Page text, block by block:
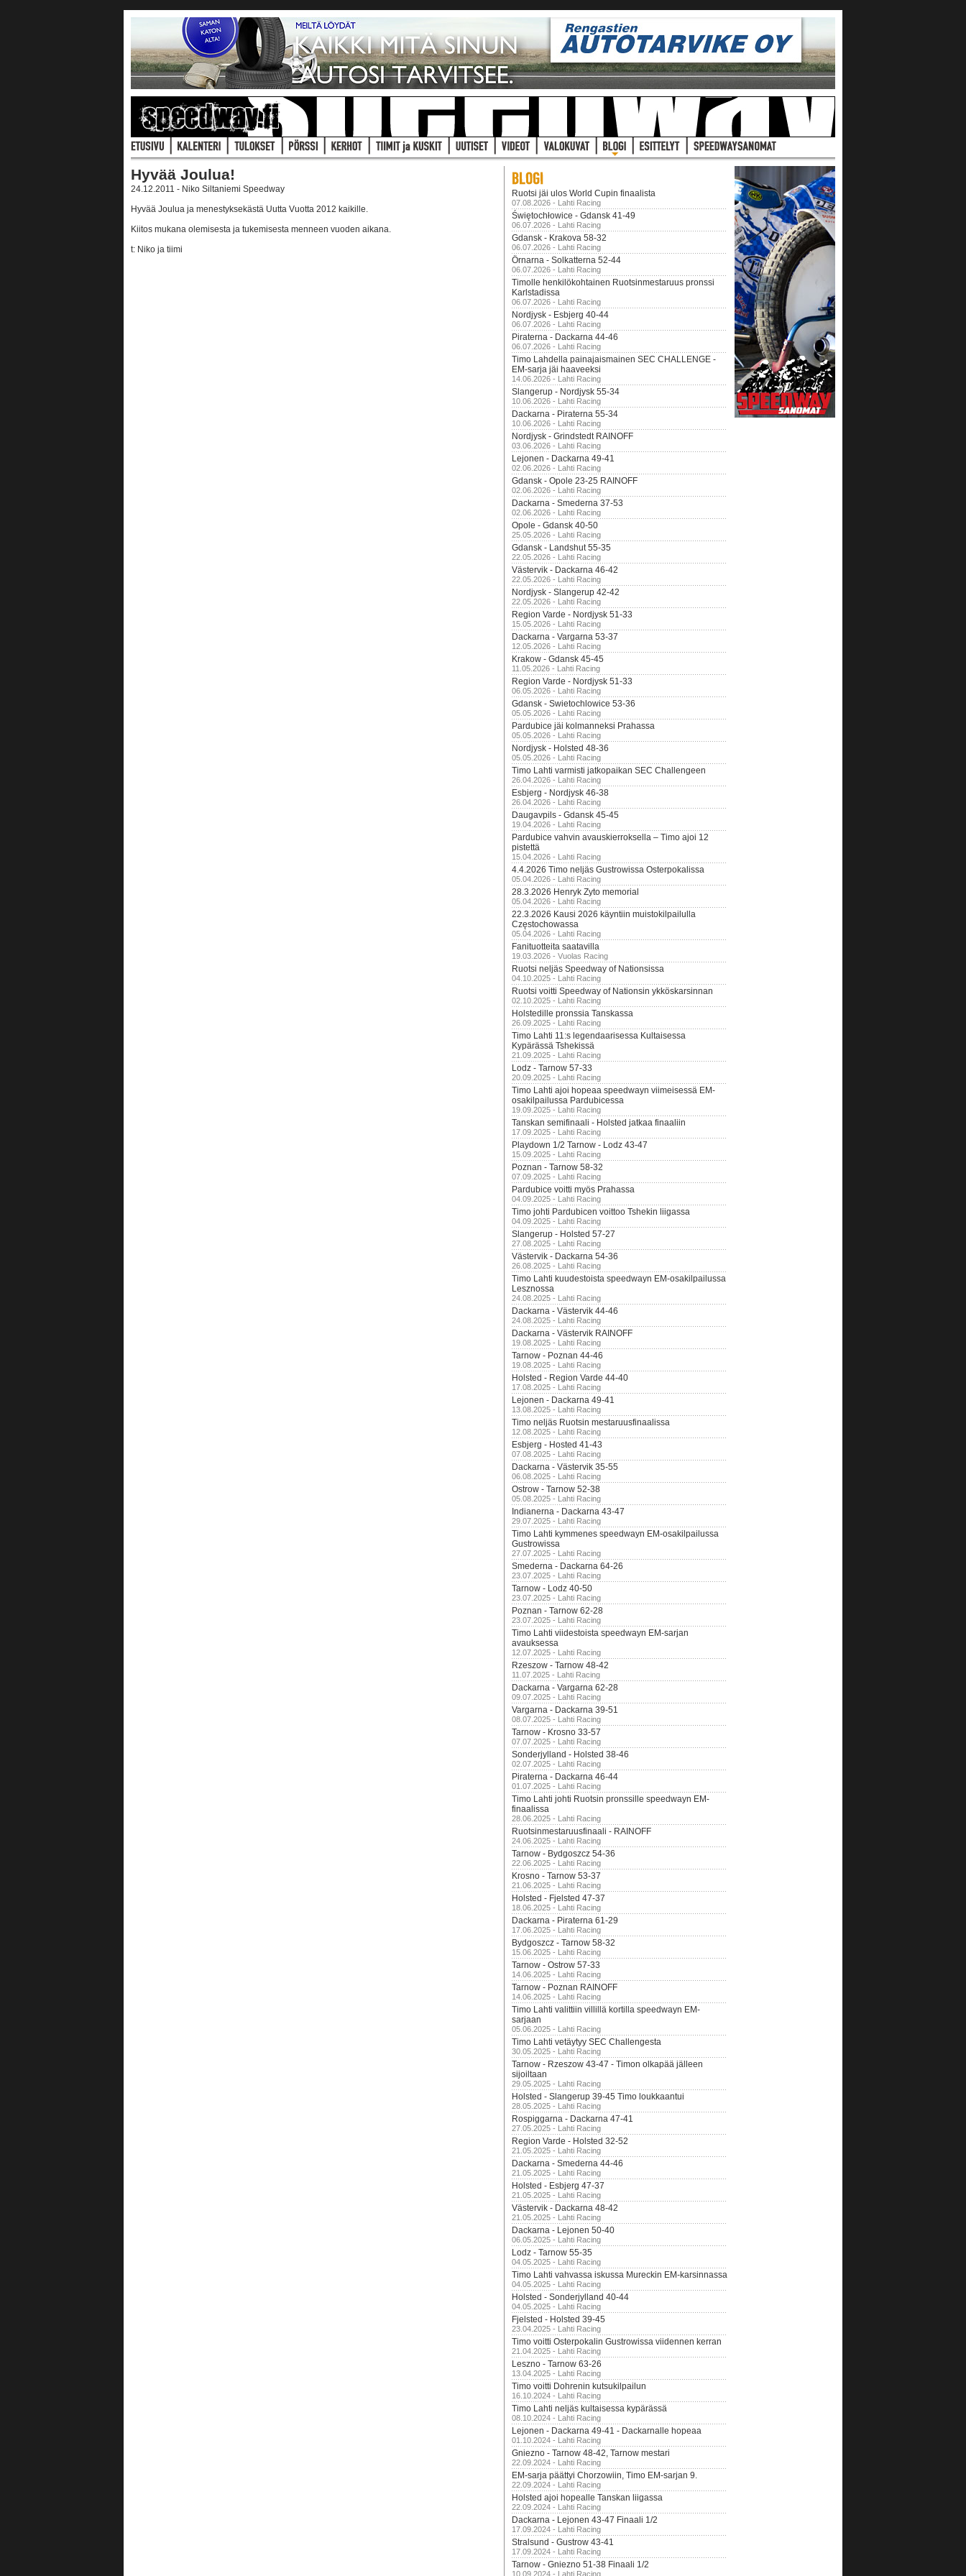
Hyvää Joulua!
24.12.2011 - Niko Siltaniemi Speedway
Hyvää Joulua ja menestyksekästä Uutta Vuotta 2012 kaikille.
Kiitos mukana olemisesta ja tukemisesta menneen vuoden aikana.
t: Niko ja tiimi
Ruotsi jäi ulos World Cupin finaalista
07.08.2026 - Lahti Racing
Świętochłowice - Gdansk 41-49
06.07.2026 - Lahti Racing
Gdansk - Krakova 58-32
06.07.2026 - Lahti Racing
Örnarna - Solkatterna 52-44
06.07.2026 - Lahti Racing
Timolle henkilökohtainen Ruotsinmestaruus pronssi
Karlstadissa
06.07.2026 - Lahti Racing
Nordjysk - Esbjerg 40-44
06.07.2026 - Lahti Racing
Piraterna - Dackarna 44-46
06.07.2026 - Lahti Racing
Timo Lahdella painajaismainen SEC CHALLENGE -
EM-sarja jäi haaveeksi
14.06.2026 - Lahti Racing
Slangerup - Nordjysk 55-34
10.06.2026 - Lahti Racing
Dackarna - Piraterna 55-34
10.06.2026 - Lahti Racing
Nordjysk - Grindstedt RAINOFF
03.06.2026 - Lahti Racing
Lejonen - Dackarna 49-41
02.06.2026 - Lahti Racing
Gdansk - Opole 23-25 RAINOFF
02.06.2026 - Lahti Racing
Dackarna - Smederna 37-53
02.06.2026 - Lahti Racing
Opole - Gdansk 40-50
25.05.2026 - Lahti Racing
Gdansk - Landshut 55-35
22.05.2026 - Lahti Racing
Västervik - Dackarna 46-42
22.05.2026 - Lahti Racing
Nordjysk - Slangerup 42-42
22.05.2026 - Lahti Racing
Region Varde - Nordjysk 51-33
15.05.2026 - Lahti Racing
Dackarna - Vargarna 53-37
12.05.2026 - Lahti Racing
Krakow - Gdansk 45-45
11.05.2026 - Lahti Racing
Region Varde - Nordjysk 51-33
06.05.2026 - Lahti Racing
Gdansk - Swietochlowice 53-36
05.05.2026 - Lahti Racing
Pardubice jäi kolmanneksi Prahassa
05.05.2026 - Lahti Racing
Nordjysk - Holsted 48-36
05.05.2026 - Lahti Racing
Timo Lahti varmisti jatkopaikan SEC Challengeen
26.04.2026 - Lahti Racing
Esbjerg - Nordjysk 46-38
26.04.2026 - Lahti Racing
Daugavpils - Gdansk 45-45
19.04.2026 - Lahti Racing
Pardubice vahvin avauskierroksella – Timo ajoi 12
pistettä
15.04.2026 - Lahti Racing
4.4.2026 Timo neljäs Gustrowissa Osterpokalissa
05.04.2026 - Lahti Racing
28.3.2026 Henryk Zyto memorial
05.04.2026 - Lahti Racing
22.3.2026 Kausi 2026 käyntiin muistokilpailulla
Częstochowassa
05.04.2026 - Lahti Racing
Fanituotteita saatavilla
19.03.2026 - Vuolas Racing
Ruotsi neljäs Speedway of Nationsissa
04.10.2025 - Lahti Racing
Ruotsi voitti Speedway of Nationsin ykköskarsinnan
02.10.2025 - Lahti Racing
Holstedille pronssia Tanskassa
26.09.2025 - Lahti Racing
Timo Lahti 11:s legendaarisessa Kultaisessa
Kypärässä Tshekissä
21.09.2025 - Lahti Racing
Lodz - Tarnow 57-33
20.09.2025 - Lahti Racing
Timo Lahti ajoi hopeaa speedwayn viimeisessä EM-
osakilpailussa Pardubicessa
19.09.2025 - Lahti Racing
Tanskan semifinaali - Holsted jatkaa finaaliin
17.09.2025 - Lahti Racing
Playdown 1/2 Tarnow - Lodz 43-47
15.09.2025 - Lahti Racing
Poznan - Tarnow 58-32
07.09.2025 - Lahti Racing
Pardubice voitti myös Prahassa
04.09.2025 - Lahti Racing
Timo johti Pardubicen voittoo Tshekin liigassa
04.09.2025 - Lahti Racing
Slangerup - Holsted 57-27
27.08.2025 - Lahti Racing
Västervik - Dackarna 54-36
26.08.2025 - Lahti Racing
Timo Lahti kuudestoista speedwayn EM-osakilpailussa
Lesznossa
24.08.2025 - Lahti Racing
Dackarna - Västervik 44-46
24.08.2025 - Lahti Racing
Dackarna - Västervik RAINOFF
19.08.2025 - Lahti Racing
Tarnow - Poznan 44-46
19.08.2025 - Lahti Racing
Holsted - Region Varde 44-40
17.08.2025 - Lahti Racing
Lejonen - Dackarna 49-41
13.08.2025 - Lahti Racing
Timo neljäs Ruotsin mestaruusfinaalissa
12.08.2025 - Lahti Racing
Esbjerg - Hosted 41-43
07.08.2025 - Lahti Racing
Dackarna - Västervik 35-55
06.08.2025 - Lahti Racing
Ostrow - Tarnow 52-38
05.08.2025 - Lahti Racing
Indianerna - Dackarna 43-47
29.07.2025 - Lahti Racing
Timo Lahti kymmenes speedwayn EM-osakilpailussa
Gustrowissa
27.07.2025 - Lahti Racing
Smederna - Dackarna 64-26
23.07.2025 - Lahti Racing
Tarnow - Lodz 40-50
23.07.2025 - Lahti Racing
Poznan - Tarnow 62-28
23.07.2025 - Lahti Racing
Timo Lahti viidestoista speedwayn EM-sarjan
avauksessa
12.07.2025 - Lahti Racing
Rzeszow - Tarnow 48-42
11.07.2025 - Lahti Racing
Dackarna - Vargarna 62-28
09.07.2025 - Lahti Racing
Vargarna - Dackarna 39-51
08.07.2025 - Lahti Racing
Tarnow - Krosno 33-57
07.07.2025 - Lahti Racing
Sonderjylland - Holsted 38-46
02.07.2025 - Lahti Racing
Piraterna - Dackarna 46-44
01.07.2025 - Lahti Racing
Timo Lahti johti Ruotsin pronssille speedwayn EM-
finaalissa
28.06.2025 - Lahti Racing
Ruotsinmestaruusfinaali - RAINOFF
24.06.2025 - Lahti Racing
Tarnow - Bydgoszcz 54-36
22.06.2025 - Lahti Racing
Krosno - Tarnow 53-37
21.06.2025 - Lahti Racing
Holsted - Fjelsted 47-37
18.06.2025 - Lahti Racing
Dackarna - Piraterna 61-29
17.06.2025 - Lahti Racing
Bydgoszcz - Tarnow 58-32
15.06.2025 - Lahti Racing
Tarnow - Ostrow 57-33
14.06.2025 - Lahti Racing
Tarnow - Poznan RAINOFF
14.06.2025 - Lahti Racing
Timo Lahti valittiin villillä kortilla speedwayn EM-
sarjaan
05.06.2025 - Lahti Racing
Timo Lahti vetäytyy SEC Challengesta
30.05.2025 - Lahti Racing
Tarnow - Rzeszow 43-47 - Timon olkapää jälleen
sijoiltaan
29.05.2025 - Lahti Racing
Holsted - Slangerup 39-45 Timo loukkaantui
28.05.2025 - Lahti Racing
Rospiggarna - Dackarna 47-41
27.05.2025 - Lahti Racing
Region Varde - Holsted 32-52
21.05.2025 - Lahti Racing
Dackarna - Smederna 44-46
21.05.2025 - Lahti Racing
Holsted - Esbjerg 47-37
21.05.2025 - Lahti Racing
Västervik - Dackarna 48-42
21.05.2025 - Lahti Racing
Dackarna - Lejonen 50-40
06.05.2025 - Lahti Racing
Lodz - Tarnow 55-35
04.05.2025 - Lahti Racing
Timo Lahti vahvassa iskussa Mureckin EM-karsinnassa
04.05.2025 - Lahti Racing
Holsted - Sonderjylland 40-44
04.05.2025 - Lahti Racing
Fjelsted - Holsted 39-45
23.04.2025 - Lahti Racing
Timo voitti Osterpokalin Gustrowissa viidennen kerran
21.04.2025 - Lahti Racing
Leszno - Tarnow 63-26
13.04.2025 - Lahti Racing
Timo voitti Dohrenin kutsukilpailun
16.10.2024 - Lahti Racing
Timo Lahti neljäs kultaisessa kypärässä
08.10.2024 - Lahti Racing
Lejonen - Dackarna 49-41 - Dackarnalle hopeaa
01.10.2024 - Lahti Racing
Gniezno - Tarnow 48-42, Tarnow mestari
22.09.2024 - Lahti Racing
EM-sarja päättyi Chorzowiin, Timo EM-sarjan 9.
22.09.2024 - Lahti Racing
Holsted ajoi hopealle Tanskan liigassa
22.09.2024 - Lahti Racing
Dackarna - Lejonen 43-47 Finaali 1/2
17.09.2024 - Lahti Racing
Stralsund - Gustrow 43-41
17.09.2024 - Lahti Racing
Tarnow - Gniezno 51-38 Finaali 1/2
10.09.2024 - Lahti Racing